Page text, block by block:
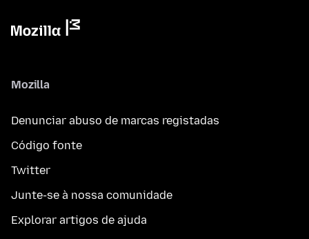
Mozilla
Denunciar abuso de marcas registadas
Código fonte
Twitter
Junte-se à nossa comunidade
Explorar artigos de ajuda